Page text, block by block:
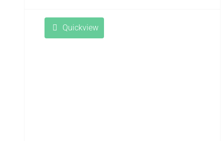
Quickview